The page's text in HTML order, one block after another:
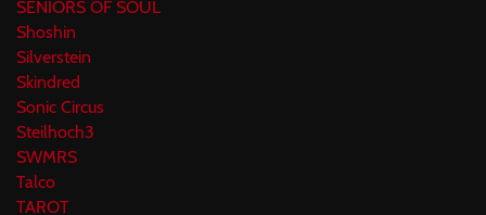
SENIORS OF SOUL
Shoshin
Silverstein
Skindred
Sonic Circus
Steilhoch3
SWMRS
Talco
TAROT